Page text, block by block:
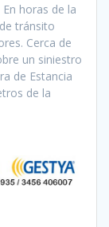
horas de la
tránsito
Cerca de
un siniestro
de Estancia
de la